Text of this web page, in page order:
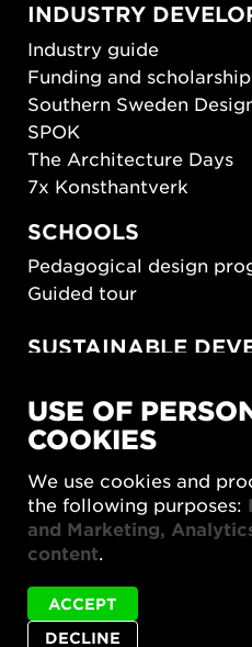
INDUSTRY
Industry guide
Funding and
Southern Sweden
SPOK
The Architecture Days
7x Konsthantverk
SCHOOLS
Pedagogical design
Guided tour
SUSTAINABLE
SUSTAINORDIC
Share Future Living
What Matter_s
Privacy policy
USE OF
COOKIES
We use cookies and
the following purposes:
and Marketing,
content.
DECLINE
ACCEPT